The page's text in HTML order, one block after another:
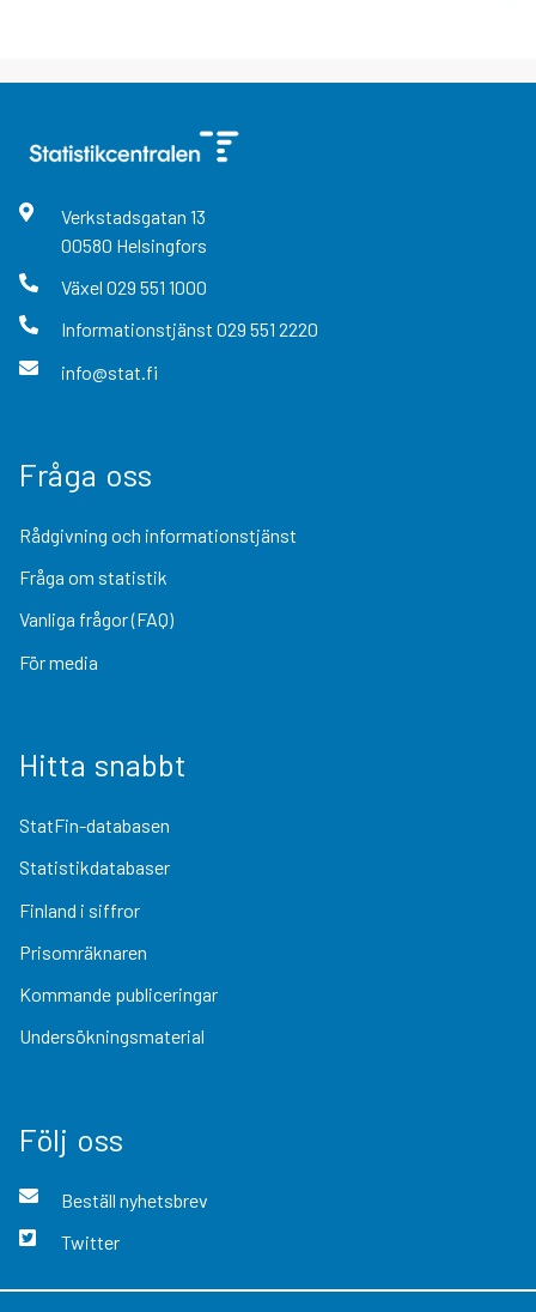
Verkstadsgatan 13
00580 Helsingfors
Växel 029 551 1000
Informationstjänst 029 551 2220
info@stat.fi
Fråga oss
Rådgivning och informationstjänst
Fråga om statistik
Vanliga frågor (FAQ)
För media
Hitta snabbt
StatFin-databasen
Statistikdatabaser
Finland i siffror
Prisomräknaren
Kommande publiceringar
Undersökningsmaterial
Följ oss
Beställ nyhetsbrev
Twitter